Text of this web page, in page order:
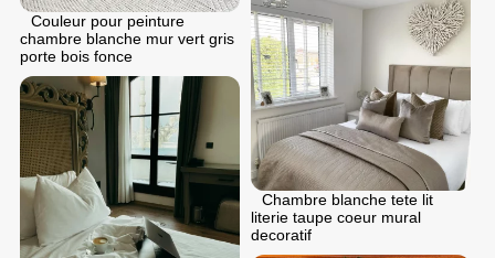
Couleur pour peinture
chambre blanche mur vert gris
porte bois fonce
Chambre blanche tete lit
literie taupe coeur mural
decoratif